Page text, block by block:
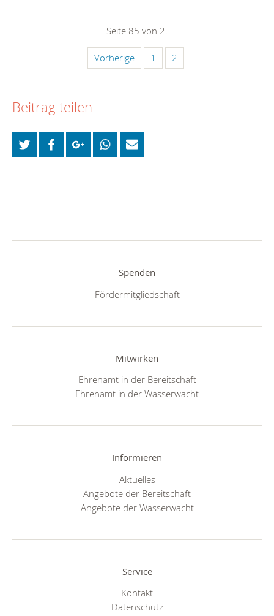
Seite 85 von 2.
Vorherige 1 2
Beitrag teilen
Spenden
Fördermitgliedschaft
Mitwirken
Ehrenamt in der Bereitschaft
Ehrenamt in der Wasserwacht
Informieren
Aktuelles
Angebote der Bereitschaft
Angebote der Wasserwacht
Service
Kontakt
Datenschutz